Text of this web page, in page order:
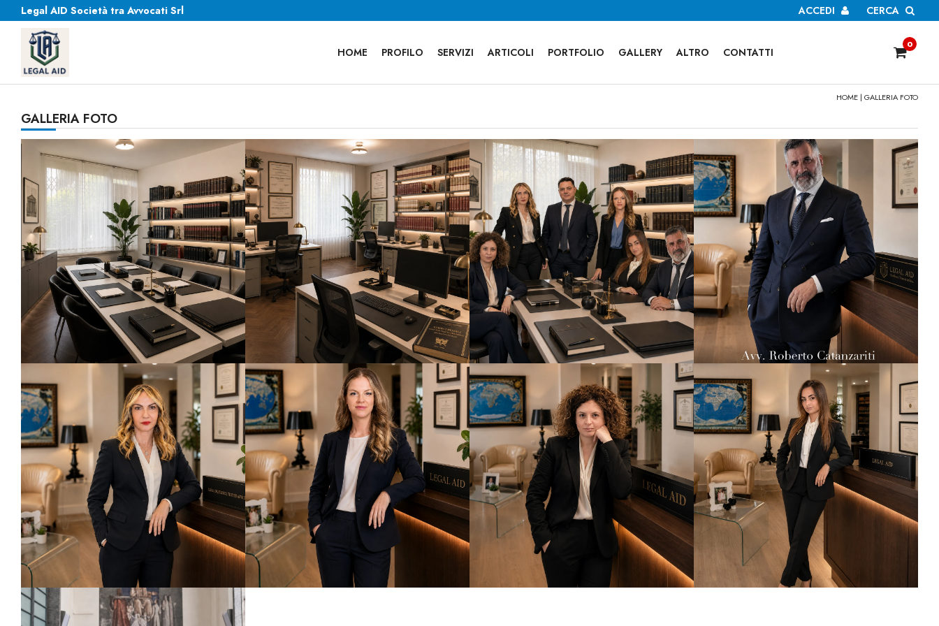
Legal AID Società tra Avvocati Srl CERCA
ACCEDI
HOME PROFILO SERVIZI ARTICOLI PORTFOLIO GALLERY ALTRO CONTATTI
0
HOME | GALLERIA FOTO
GALLERIA FOTO